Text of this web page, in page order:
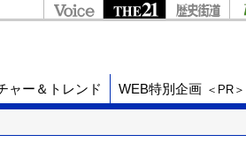
ャー＆トレンド WEB特別企画 ＜PR＞